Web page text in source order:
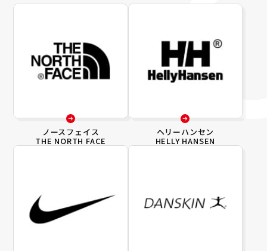
ノースフェイス
THE NORTH FACE
ヘリーハンセン
HELLY HANSEN